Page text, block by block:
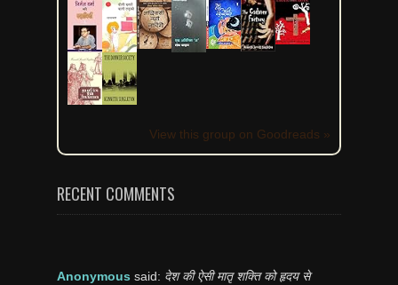
View this group on Goodreads »
RECENT COMMENTS
Anonymous said: देश की ऐसी मातृ शक्ति को हृदय से